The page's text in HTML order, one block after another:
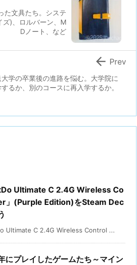
た文具たち。システ
ズ)、ロルバーン、M
Dノート、など
大学の卒業後の進路を悩む。大学院に
るか、別のコースに再入学するか。
 Prev
Ultimate C 2.4G Wireless Co
」(Purple Edition)をSteam Dec
Ultimate C 2.4G Wireless Control ...
にプレイしたゲームたち～マイン